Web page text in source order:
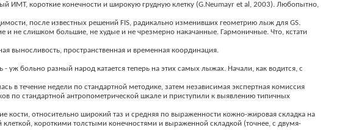
короткие конечности и широкую грудную клетку (G.Neumayr et al, 2003). Любопытно,
после известных решений FIS, радикально изменивших геометрию лыж для GS.
не слишком большие, не худые и не чрезмерно накачанные. Гармоничные. Что, кстати
выносливость, пространственная и временная координация.
больно разный народ катается теперь на этих самых лыжах. Начали, как водится, с
в течение недели по стандартной методике, затем независимая экспертная комиссия
по стандартной антропометрической шкале и приступили к выявлению типичных
относительно широкий таз и средняя по выраженности кожно-жировая складка на
короткими толстыми конечностями и выраженной складкой (точнее, с двумя-